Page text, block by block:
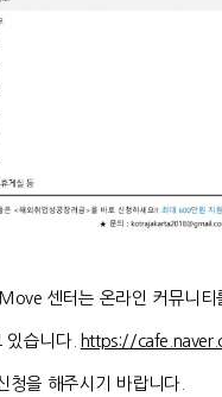
센터는 온라인 커뮤니티
있습니다. https://
청을 해주시기 바랍니다.